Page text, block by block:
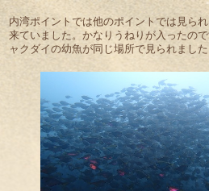
内湾ポイントでは他のポイントでは見ら
来ていました。かなりうねりが入ったの
ャクダイの幼魚が同じ場所で見られました